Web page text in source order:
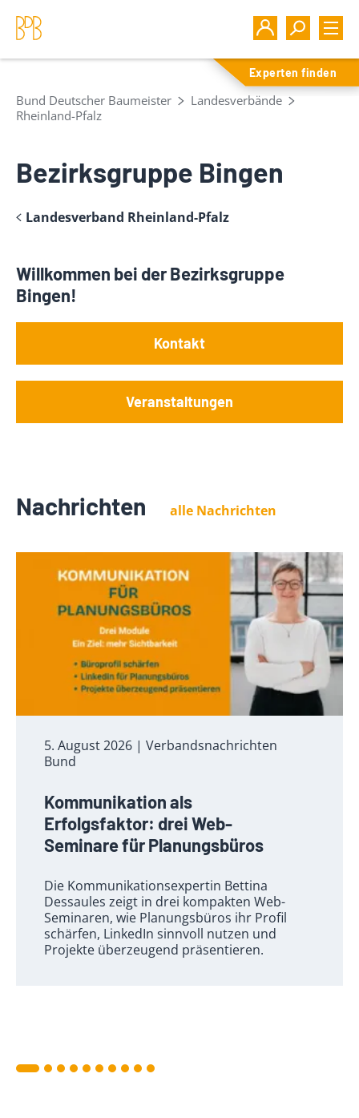
Experten finden
Bund Deutscher Baumeister
Landesverbände
Rheinland-Pfalz
Bezirksgruppe Bingen
Landesverband Rheinland-Pfalz
Willkommen bei der Bezirksgruppe
Bingen!
Veranstaltungen
Kontakt
Nachrichten alle Nachrichten
5. August 2026 | Verbandsnachrichten
Bund
Kommunikation als
Erfolgsfaktor: drei Web-
Seminare für Planungsbüros
Die Kommunikationsexpertin Bettina
Dessaules zeigt in drei kompakten Web-
Seminaren, wie Planungsbüros ihr Profil
schärfen, LinkedIn sinnvoll nutzen und
Projekte überzeugend präsentieren.